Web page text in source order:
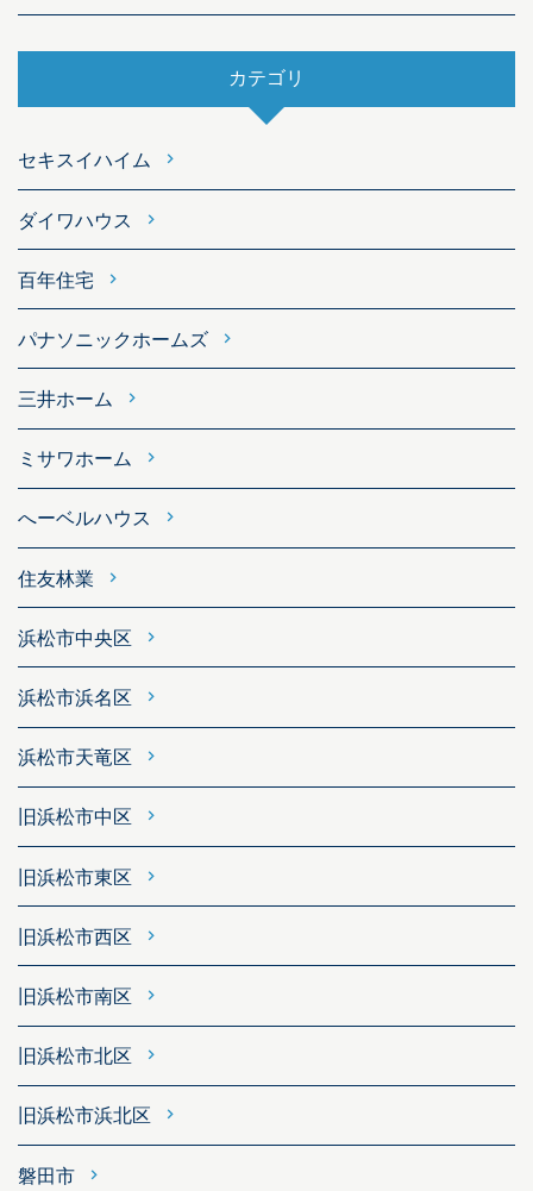
カテゴリ
セキスイハイム
ダイワハウス
百年住宅
パナソニックホームズ
三井ホーム
ミサワホーム
へーベルハウス
住友林業
浜松市中央区
浜松市浜名区
浜松市天竜区
旧浜松市中区
旧浜松市東区
旧浜松市西区
旧浜松市南区
旧浜松市北区
旧浜松市浜北区
磐田市